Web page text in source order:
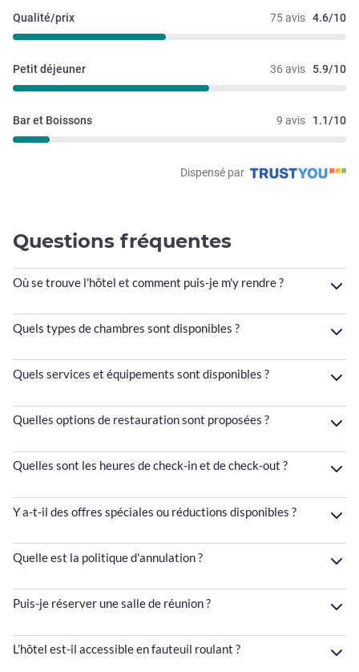
75 avis 4.6/10
Qualité/prix
36 avis 5.9/10
Petit déjeuner
9 avis 1.1/10
Bar et Boissons
Dispensé par
Questions fréquentes
Où se trouve l'hôtel et comment puis-je m'y rendre ?
Quels types de chambres sont disponibles ?
Quels services et équipements sont disponibles ?
Quelles options de restauration sont proposées ?
Quelles sont les heures de check-in et de check-out ?
Y a-t-il des offres spéciales ou réductions disponibles ?
Quelle est la politique d'annulation ?
Puis-je réserver une salle de réunion ?
L’hôtel est-il accessible en fauteuil roulant ?